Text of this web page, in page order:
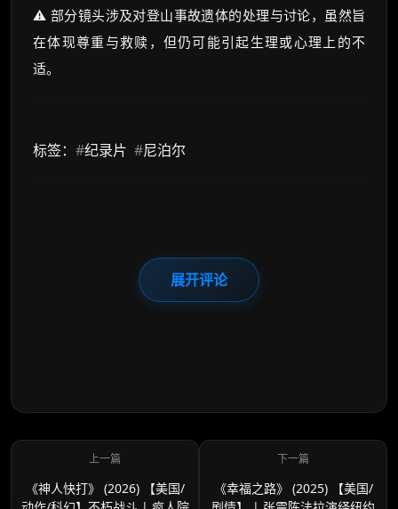
⚠️ 部分镜头涉及对登山事故遗体的处理与讨论，虽然旨
在体现尊重与救赎，但仍可能引起生理或心理上的不
适。
标签： #纪录片 #尼泊尔
展开评论
《神人快打》 (2026) 【美国/
《幸福之路》 (2025) 【美国/